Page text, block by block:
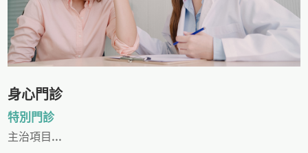
身心門診
特別門診
主治項目...